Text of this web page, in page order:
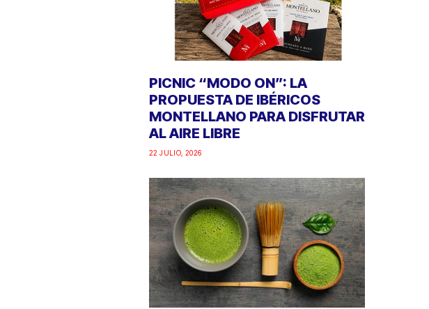
PICNIC “MODO ON”: LA
PROPUESTA DE IBÉRICOS
MONTELLANO PARA DISFRUTAR
AL AIRE LIBRE
22 JULIO, 2026